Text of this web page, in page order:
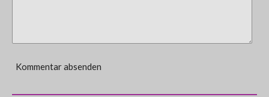
Kommentar absenden